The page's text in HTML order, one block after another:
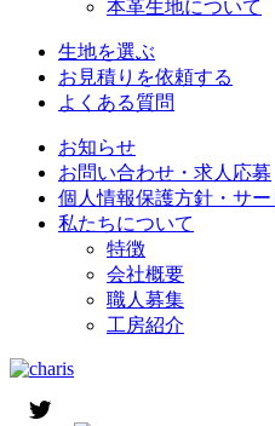
本革生地について
生地を選ぶ
お見積りを依頼する
よくある質問
お知らせ
お問い合わせ・求人応募
個人情報保護方針・サ
私たちについて
特徴
会社概要
職人募集
工房紹介